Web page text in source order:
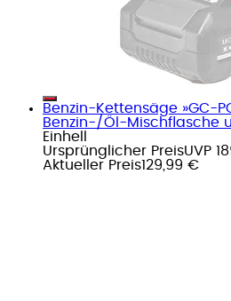
Benzin-Kettensäge »GC-
Benzin-/Öl-Mischflasche
Einhell
Ursprünglicher PreisUVP
Aktueller Preis129,99 €